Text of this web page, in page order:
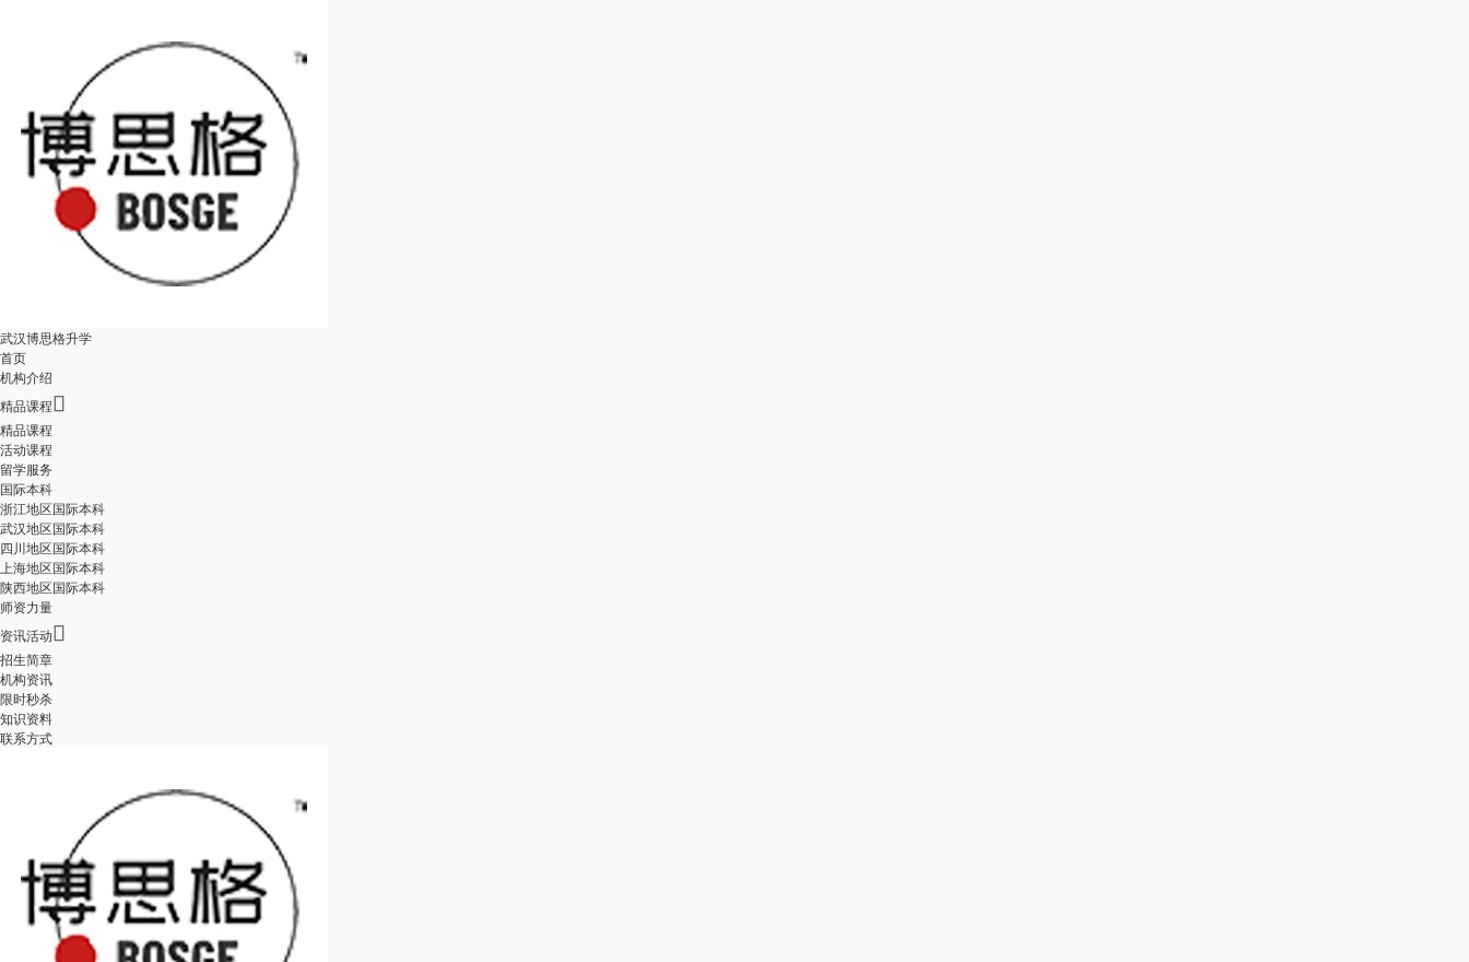
武汉博思格升学
首页
机构介绍
精品课程
精品课程
活动课程
留学服务
国际本科
浙江地区国际本科
武汉地区国际本科
四川地区国际本科
上海地区国际本科
陕西地区国际本科
师资力量
资讯活动
招生简章
机构资讯
限时秒杀
知识资料
联系方式